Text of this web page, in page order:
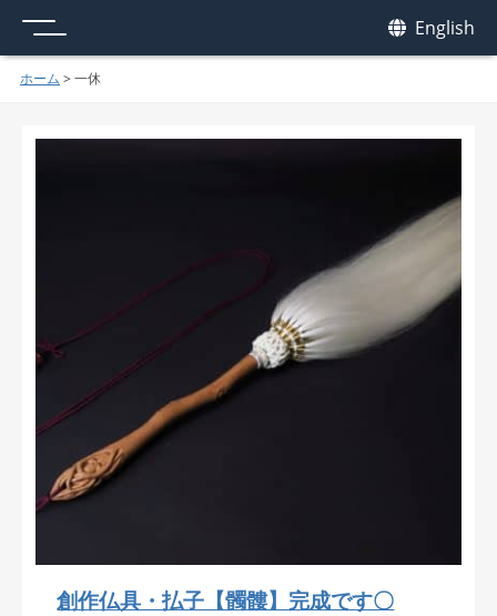
English
ホーム > 一休
創作仏具・払子【髑髏】完成です〇